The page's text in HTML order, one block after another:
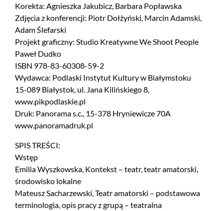
Korekta: Agnieszka Jakubicz, Barbara Popławska
Zdjęcia z konferencji: Piotr Dołżyński, Marcin Adamski,
Adam Ślefarski
Projekt graficzny: Studio Kreatywne We Shoot People
Paweł Dudko
ISBN 978-83-60308-59-2
Wydawca: Podlaski Instytut Kultury w Białymstoku
15-089 Białystok, ul. Jana Kilińskiego 8,
www.pikpodlaskie.pl
Druk: Panorama s.c., 15-378 Hryniewicze 70A
www.panoramadruk.pl
SPIS TREŚCI:
Wstęp
Emilia Wyszkowska, Kontekst – teatr, teatr amatorski,
środowisko lokalne
Mateusz Sacharzewski, Teatr amatorski – podstawowa
terminologia, opis pracy z grupą – teatralna